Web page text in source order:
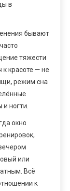
в
бывают
тяжести
красоте — не
режим сна
ногти.
окно
или
Всё
к